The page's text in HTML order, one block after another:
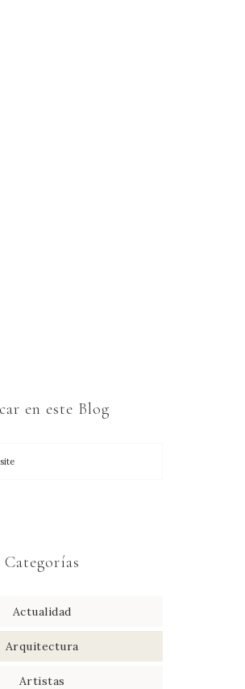
en este Blog
Categorías
Actualidad
Arquitectura
Artistas